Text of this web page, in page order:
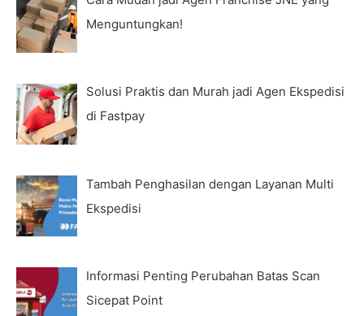
Menguntungkan!
Solusi Praktis dan Murah jadi Agen Ekspedisi
di Fastpay
Tambah Penghasilan dengan Layanan Multi
Ekspedisi
Informasi Penting Perubahan Batas Scan
Sicepat Point